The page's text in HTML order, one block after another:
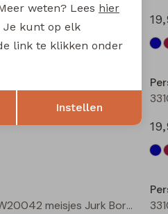
3310701 W20042 meisjes Jurk Bordeaux
Opslaan
weten? Lees hier
Je kunt op elk
link te klikken onder
Instellen